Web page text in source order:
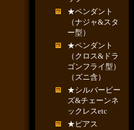
★ペンダント
（ナジャ&スタ
ー型）
★ペンダント
（クロス&ドラ
ゴンフライ型）
（ズニ含）
★シルバービー
ズ&チェーンネ
ックレスetc
★ピアス